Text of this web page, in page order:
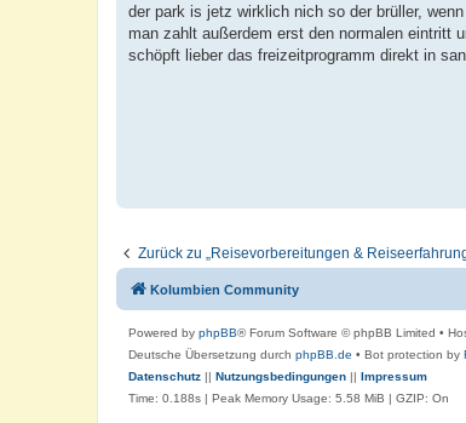
i
r
a
der park is jetz wirklich nich so der brüller,
man zahlt außerdem erst den normalen eintritt
schöpft lieber das freizeitprogramm direkt in
Zurück zu „Reisevorbereitungen &
Kolumbien Community
Powered by phpBB® Forum Software © phpBB Limited •
Deutsche Übersetzung durch phpBB.de • Bot protection by
Datenschutz || Nutzungsbedingungen || Impressum
Time: 0.188s | Peak Memory Usage: 5.58 MiB | GZIP: On